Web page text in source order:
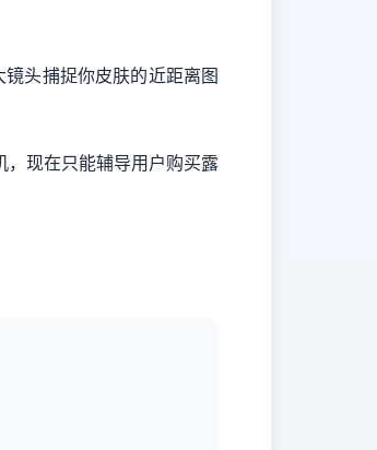
头捕捉你皮肤的近距离图
现在只能辅导用户购买露